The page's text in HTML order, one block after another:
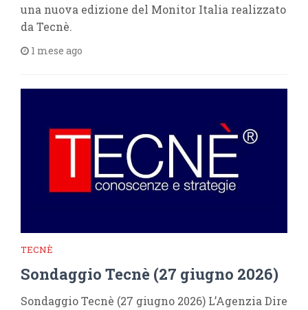
una nuova edizione del Monitor Italia realizzato
da Tecnè.
1 mese ago
TECNÈ
Sondaggio Tecnè (27 giugno 2026)
Sondaggio Tecnè (27 giugno 2026) L’Agenzia Dire